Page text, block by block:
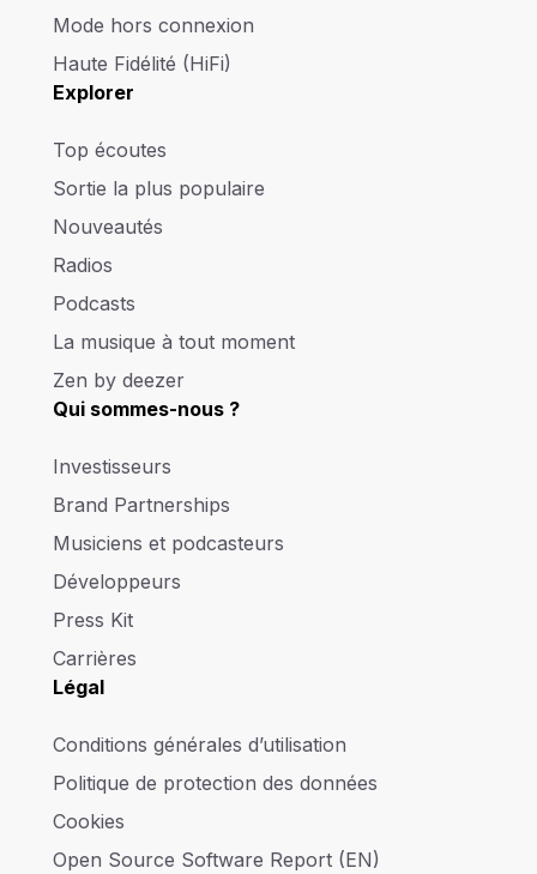
Mode hors connexion
Haute Fidélité (HiFi)
Explorer
Top écoutes
Sortie la plus populaire
Nouveautés
Radios
Podcasts
La musique à tout moment
Zen by deezer
Qui sommes-nous ?
Investisseurs
Brand Partnerships
Musiciens et podcasteurs
Développeurs
Press Kit
Carrières
Légal
Conditions générales d’utilisation
Politique de protection des données
Cookies
Open Source Software Report (EN)